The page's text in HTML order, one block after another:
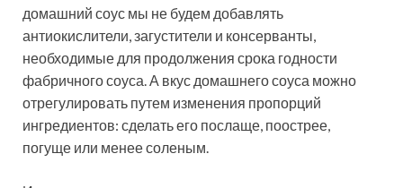
домашний соус мы не будем добавлять
антиокислители, загустители и консерванты,
необходимые для продолжения срока годности
фабричного соуса. А вкус домашнего соуса можно
отрегулировать путем изменения пропорций
ингредиентов: сделать его послаще, поострее,
погуще или менее соленым.